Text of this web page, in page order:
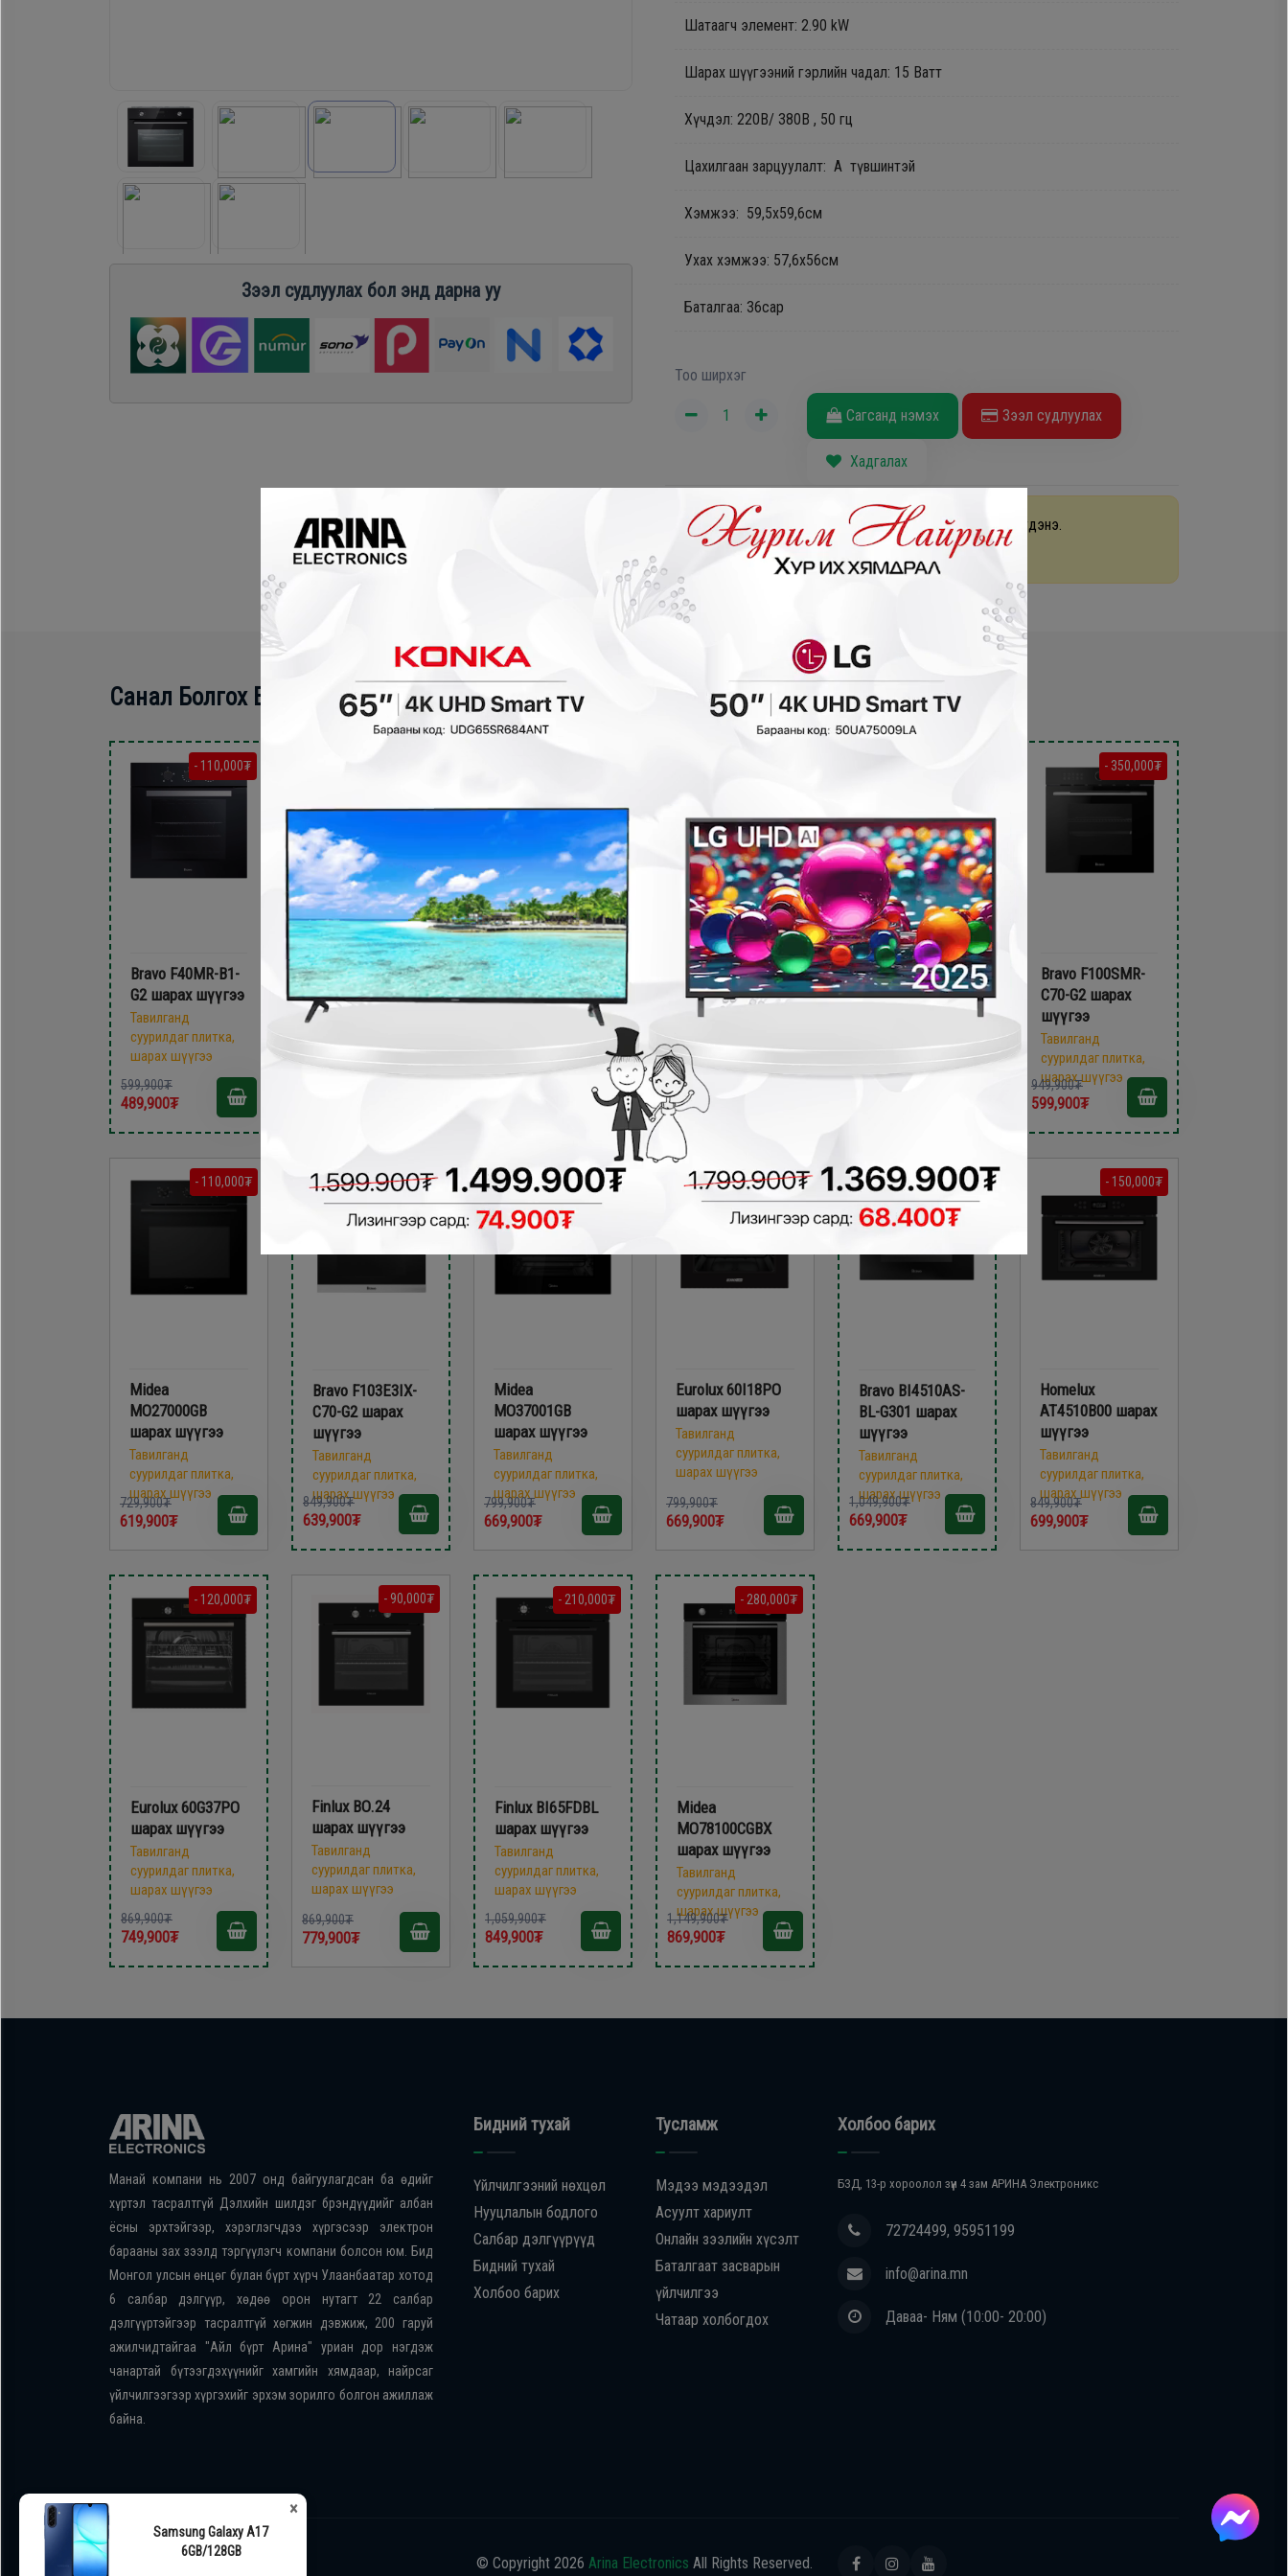
Зээл судлуулах бол энд дарна уу
Шатаагч элемент: 2.90 kW
Шарах шүүгээний гэрлийн чадал: 15 Ватт
Хүчдэл: 220В/ 380В , 50 гц
Цахилгаан зарцуулалт: А түвшинтэй
Хэмжээ: 59,5х59,6см
Ухах хэмжээ: 57,6х56см
Баталгаа: 36сар
Тоо ширхэг
Сагсанд нэмэх Зээл судлуулах
Хадгалах
Таны сонгосон бараа 48 цагийн дотор хүргэгдэнэ.
Хүргэлтийн бүс харах
Санал Болгох Бүтээгдэхүүн
- 110,000₮
Bravo F40MR-B1-
G2 шарах шүүгээ
Тавилганд
суурилдаг плитка,
шарах шүүгээ
599,900₮
489,900₮
Bravo F76E3IX-
C70-G201 шарах
шүүгээ
Тавилганд
суурилдаг плитка,
шарах шүүгээ
Bravo F70E3MR-
C70-G2 шарах
суурилдаг плитка,
шарах шүүгээ
Eurolux 6505
шарах шүүгээ
Тавилганд
шарах шүүгээ
929,900₮
599,900₮
Kent FBO-
VBB6258 шарах
суурилдаг плитка,
шарах шүүгээ
- 350,000₮
Bravo F100SMR-
C70-G2 шарах
шүүгээ
Тавилганд
суурилдаг плитка,
шарах шүүгээ
949,900₮
599,900₮
- 110,000₮
Midea
MO27000GB
шарах шүүгээ
Тавилганд
суурилдаг плитка,
шарах шүүгээ
729,900₮
619,900₮
- 210,000₮
Bravo F103E3IX-
C70-G2 шарах
шүүгээ
Тавилганд
суурилдаг плитка,
шарах шүүгээ
849,900₮
639,900₮
- 130,000₮
Midea
MO37001GB
шарах шүүгээ
Тавилганд
суурилдаг плитка,
шарах шүүгээ
799,900₮
669,900₮
- 130,000₮
Eurolux 60I18PO
шарах шүүгээ
Тавилганд
суурилдаг плитка,
шарах шүүгээ
799,900₮
669,900₮
- 380,000₮
Bravo BI4510AS-
BL-G301 шарах
шүүгээ
Тавилганд
суурилдаг плитка,
шарах шүүгээ
1,049,900₮
669,900₮
- 150,000₮
Homelux
AT4510B00 шарах
шүүгээ
Тавилганд
суурилдаг плитка,
шарах шүүгээ
849,900₮
699,900₮
- 120,000₮
Eurolux 60G37PO
шарах шүүгээ
Тавилганд
суурилдаг плитка,
шарах шүүгээ
869,900₮
749,900₮
- 90,000₮
Finlux BO.24
шарах шүүгээ
Тавилганд
суурилдаг плитка,
шарах шүүгээ
869,900₮
779,900₮
- 210,000₮
Finlux BI65FDBL
шарах шүүгээ
Тавилганд
суурилдаг плитка,
шарах шүүгээ
1,059,900₮
849,900₮
- 280,000₮
Midea
MO78100CGBX
шарах шүүгээ
Тавилганд
суурилдаг плитка,
шарах шүүгээ
1,149,900₮
869,900₮
Манай компани нь 2007 онд байгуулагдсан ба өдийг
хүртэл тасралтгүй Дэлхийн шилдэг брэндүүдийг албан
ёсны эрхтэйгээр, хэрэглэгчдээ хүргэсээр электрон
барааны зах зээлд тэргүүлэгч компани болсон юм. Бид
Монгол улсын өнцөг булан бүрт хүрч Улаанбаатар хотод
6 салбар дэлгүүр, хөдөө орон нутагт 22 салбар
дэлгүүртэйгээр тасралтгүй хөгжин дэвжиж, 200 гаруй
ажилчидтайгаа "Айл бүрт Арина" уриан дор нэгдэж
чанартай бүтээгдэхүүнийг хамгийн хямдаар, найрсаг
үйлчилгээгээр хүргэхийг эрхэм зорилго болгон ажиллаж
байна.
Бидний тухай
Үйлчилгээний нөхцөл
Нууцлалын бодлого
Салбар дэлгүүрүүд
Бидний тухай
Холбоо барих
Тусламж
Мэдээ мэдээдэл
Асуулт хариулт
Онлайн зээлийн хүсэлт
Баталгаат засварын
үйлчилгээ
Чатаар холбогдох
Холбоо барих
БЗД, 13-р хороолол зүүн 4 зам АРИНА Электроникс
72724499, 95951199
info@arina.mn
Даваа- Ням (10:00- 20:00)
© Copyright 2026 Arina Electronics All Rights Reserved.
Samsung Galaxy A17
6GB/128GB
×